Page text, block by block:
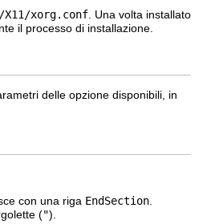
xorg.conf . Una volta installato
il processo di installazione.
delle opzione disponibili, in
con una riga EndSection
(").